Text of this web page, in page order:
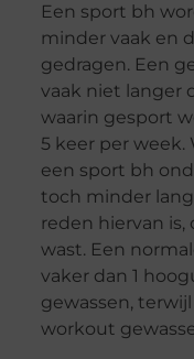
Een sport bh
minder vaak en
gedragen. Een
vaak niet langer
waarin gesport
5 keer per
een sport bh
toch minder
reden hiervan
wast. Een
vaker dan 1
gewassen,
workout